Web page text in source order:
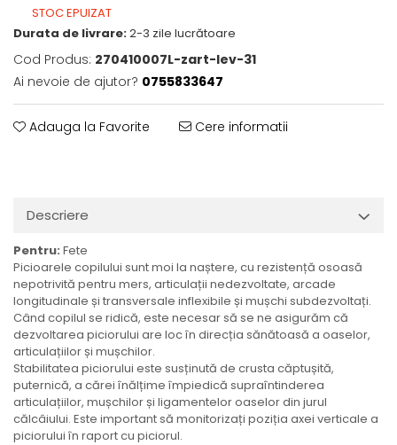
STOC EPUIZAT
Durata de livrare:2-3 zile lucrătoare
Cod Produs: 270410007L-zart-lev-31
Ai nevoie de ajutor? 0755833647
Adauga la Favorite Cere informatii
Descriere
Pentru: Fete
Picioarele copilului sunt moi la naștere, cu rezistență osoasă
nepotrivită pentru mers, articulații nedezvoltate, arcade
longitudinale și transversale inflexibile și mușchi subdezvoltați.
Când copilul se ridică, este necesar să se ne asigurăm că
dezvoltarea piciorului are loc în direcția sănătoasă a oaselor,
articulațiilor și mușchilor.
Stabilitatea piciorului este susținută de crusta căptușită,
puternică, a cărei înălțime împiedică supraîntinderea
articulațiilor, mușchilor și ligamentelor oaselor din jurul
călcâiului. Este important să monitorizați poziția axei verticale a
piciorului în raport cu piciorul.